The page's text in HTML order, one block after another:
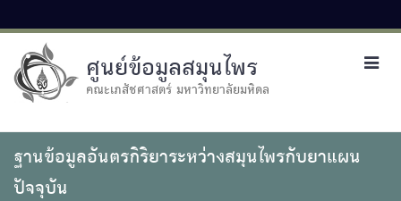
ศูนย์ข้อมูลสมุนไพร
คณะเภสัชศาสตร์ มหาวิทยาลัยมหิดล
ฐานข้อมูลอันตรกิริยาระหว่างสมุนไพรกับยาแผน
ปัจจุบัน